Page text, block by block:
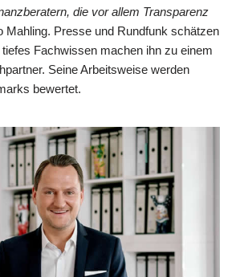
die vor allem Transparenz
Mahling. Presse und Rundfunk schätzen
Fachwissen machen ihn zu einem
Seine Arbeitsweise werden
bewertet.